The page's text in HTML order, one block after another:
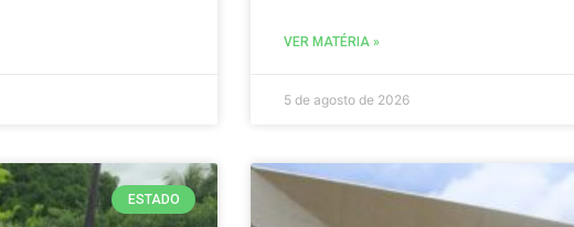
VER MATÉRIA »
5 de agosto de 2026
ESTADO